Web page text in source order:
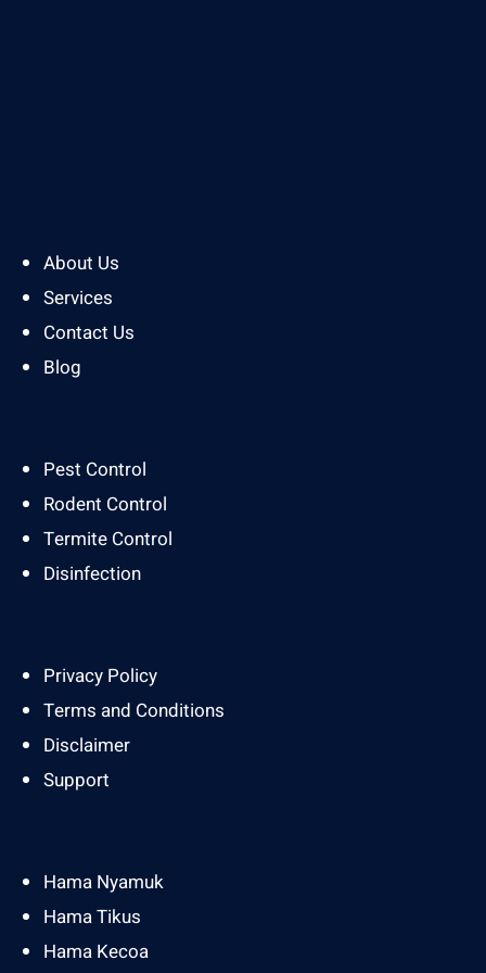
About Us
Services
Contact Us
Blog
Pest Control
Rodent Control
Termite Control
Disinfection
Privacy Policy
Terms and Conditions
Disclaimer
Support
Hama Nyamuk
Hama Tikus
Hama Kecoa